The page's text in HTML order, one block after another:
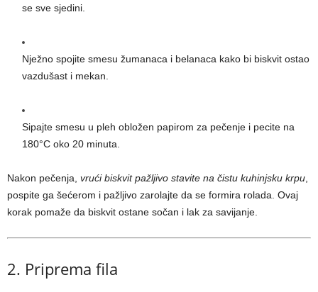
se sve sjedini.
Nježno spojite smesu žumanaca i belanaca kako bi biskvit ostao
vazdušast i mekan.
Sipajte smesu u pleh obložen papirom za pečenje i pecite na
180°C oko 20 minuta.
Nakon pečenja, vrući biskvit pažljivo stavite na čistu kuhinjsku krpu
pospite ga šećerom i pažljivo zarolajte da se formira rolada. Ovaj
korak pomaže da biskvit ostane sočan i lak za savijanje.
2. Priprema fila